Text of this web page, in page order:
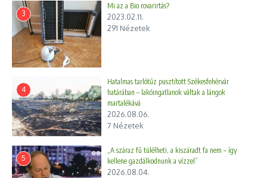
3
Mi az a Bio rovarirtás?
2023.02.11.
291 Nézetek
4
Hatalmas tarlótűz pusztított Székesfehérvár
határában – lakóingatlanok váltak a lángok
martalékává
2026.08.06.
7 Nézetek
5
„A száraz fű túlélheti, a kiszáradt fa nem – így
kellene gazdálkodnunk a vízzel”
2026.08.04.